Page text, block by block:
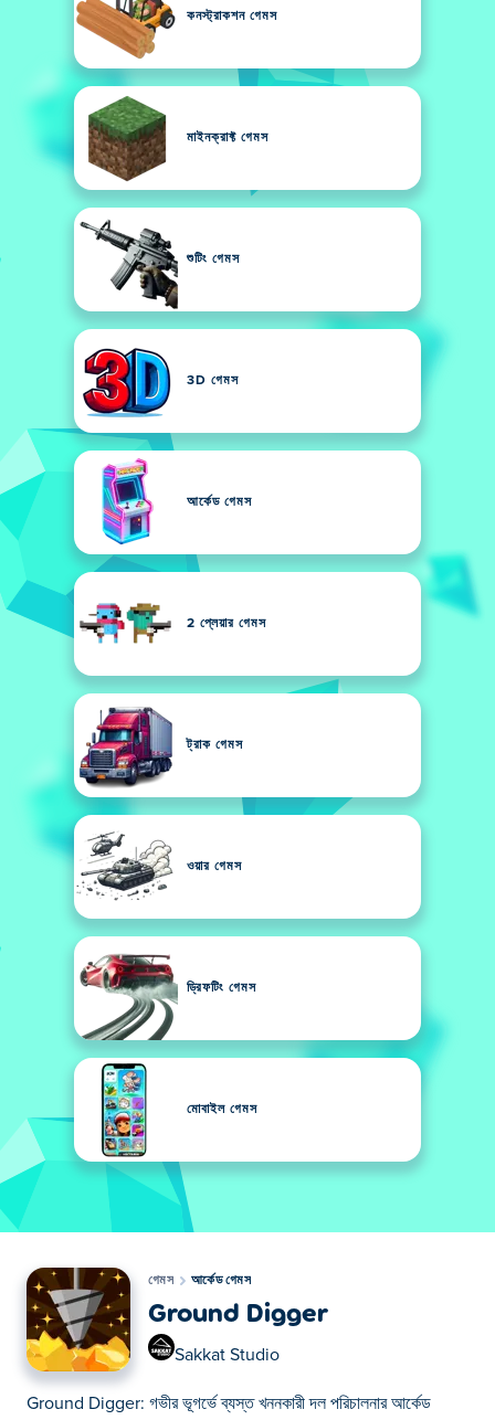
কনস্ট্রাকশন গেমস
মাইনক্রাফ্ট গেমস
শুটিং গেমস
3D গেমস
আর্কেড গেমস
2 প্লেয়ার গেমস
ট্রাক গেমস
ওয়ার গেমস
ড্রিফটিং গেমস
মোবাইল গেমস
গেমস আর্কেড গেমস
Ground Digger
Sakkat Studio
Ground Digger: গভীর ভূগর্ভে ব্যস্ত খননকারী দল পরিচালনার আর্কেড